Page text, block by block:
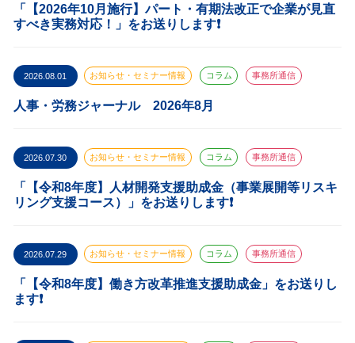
「【2026年10月施行】パート・有期法改正で企業が見直
すべき実務対応！」をお送りします❗️
2026.08.01 お知らせ・セミナー情報 コラム 事務所通信
人事・労務ジャーナル 2026年8月
2026.07.30 お知らせ・セミナー情報 コラム 事務所通信
「【令和8年度】人材開発支援助成金（事業展開等リスキ
リング支援コース）」をお送りします❗️
2026.07.29 お知らせ・セミナー情報 コラム 事務所通信
「【令和8年度】働き方改革推進支援助成金」をお送りし
ます❗️